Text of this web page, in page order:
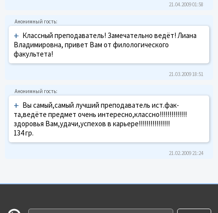
21.04.2009 01:58
+ Классный преподаватель! Замечательно ведёт! Лиана
Владимировна, привет Вам от филологического
факультета!
21.03.2009 18:51
+ Вы самый,самый лучший преподаватель ист.фак-
та,ведёте предмет очень интересно,классно!!!!!!!!!!!!!!
здоровья Вам,удачи,успехов в карьере!!!!!!!!!!!!!!!!
134 гр.
21.02.2009 21:24